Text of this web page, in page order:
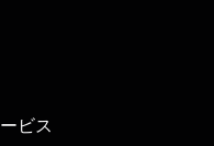
ビス